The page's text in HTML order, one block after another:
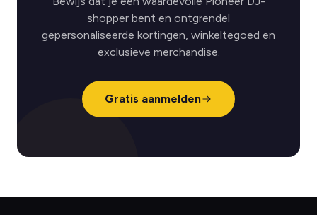
shopper bent en ontgrendel
gepersonaliseerde kortingen, winkeltegoed en
exclusieve merchandise.
Gratis aanmelden